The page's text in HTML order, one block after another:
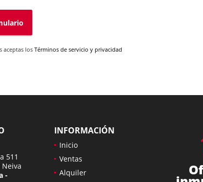
aceptas losTérminos de servicio y privacidad
511
Neiva
-
INFORMACIÓN
Inicio
Ventas
Alquiler